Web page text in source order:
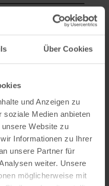
Über Cookies
und Anzeigen zu
soziale Medien anbieten
Website zu
Informationen zu Ihrer
unsere Partner für
weiter. Unsere
möglicherweise mit
PLANEN